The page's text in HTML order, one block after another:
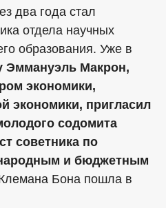
два года стал
отдела научных
образования. Уже в
Эммануэль Макрон,
экономики,
экономики, пригласил
содомита
советника по
и бюджетным
Бона пошла в